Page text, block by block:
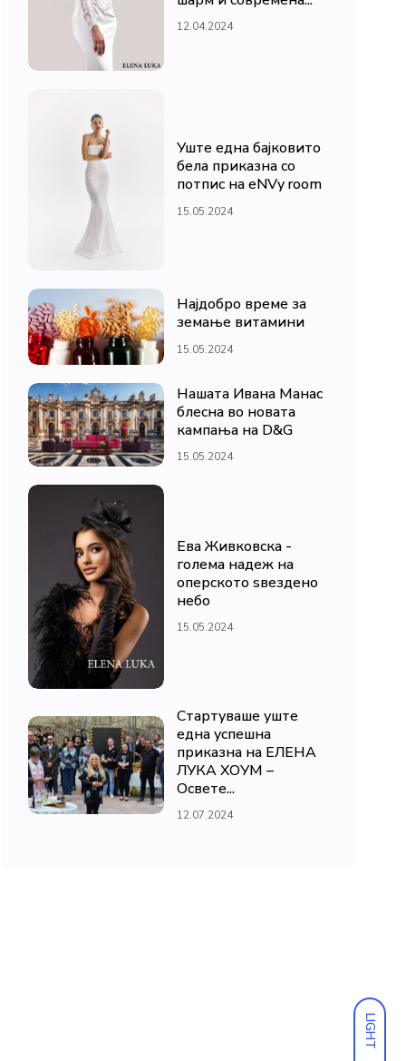
LIGHT
12.04.2024
Уште една бајковито
бела приказна со
потпис на eNVy room
15.05.2024
Најдобро време за
земање витамини
15.05.2024
Нашата Ивана Манас
блесна во новата
кампања на D&G
15.05.2024
Ева Живковска -
голема надеж на
оперското ѕвездено
небо
15.05.2024
Стартуваше уште
една успешна
приказна на ЕЛЕНА
ЛУКА ХОУМ –
Освете...
12.07.2024